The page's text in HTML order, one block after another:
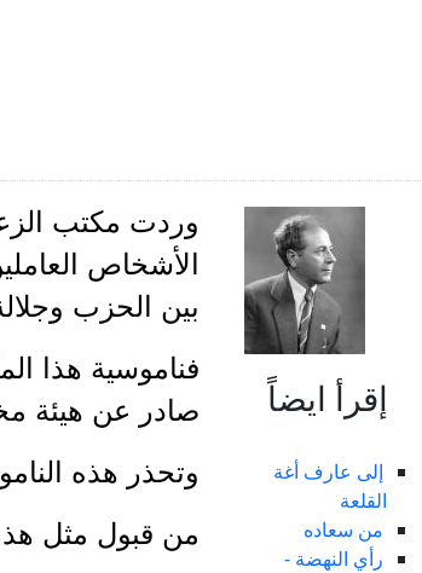
إقرأ ايضاً
إلى عارف أغة
القلعة
من سعاده
رأي النهضة -
وردت مكتب
الأشخاص
بين الحزب
فناموسية هذا
صادر عن هيئة
وتحذر هذه
من قبول مثل